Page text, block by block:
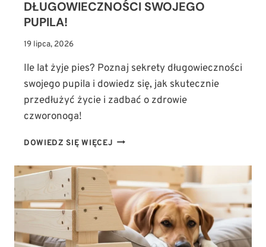
DŁUGOWIECZNOŚCI SWOJEGO
PUPILA!
19 lipca, 2026
Ile lat żyje pies? Poznaj sekrety długowieczności
swojego pupila i dowiedz się, jak skutecznie
przedłużyć życie i zadbać o zdrowie
czworonoga!
DOWIEDZ SIĘ WIĘCEJ ILE
ŻYJE
PIES?
POZNAJ
SEKRETY
DŁUGOWIECZNOŚCI
SWOJEGO
PUPILA!